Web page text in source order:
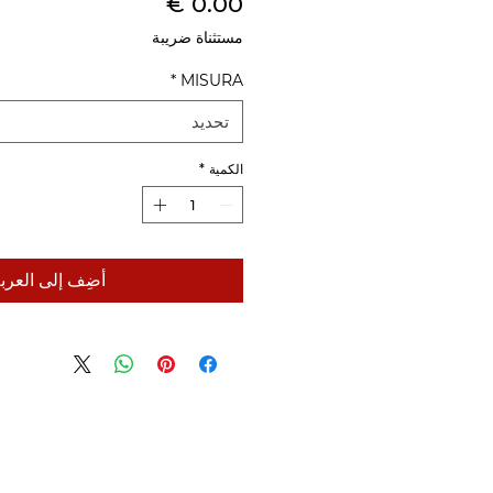
مستثناة ضريبة
MISURA
*
تحديد
الكمية *
أضِف إلى